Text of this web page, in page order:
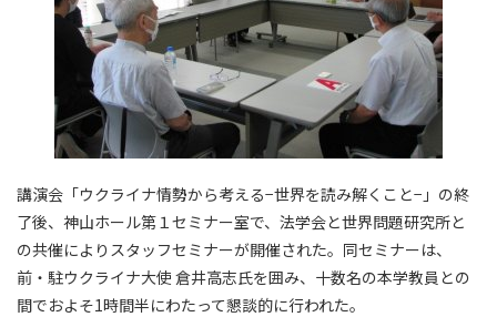
講演会「ウクライナ情勢から考える−世界を読み解くこと−」の終
了後、神山ホール第１セミナー室で、法学会と世界問題研究所と
の共催によりスタッフセミナーが開催された。同セミナーは、
前・駐ウクライナ大使 倉井高志氏を囲み、十数名の本学教員との
間でおよそ1時間半にわたって懇談的に行われた。